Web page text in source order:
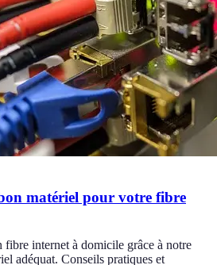
matériel pour votre fibre
internet à domicile grâce à notre
adéquat. Conseils pratiques et